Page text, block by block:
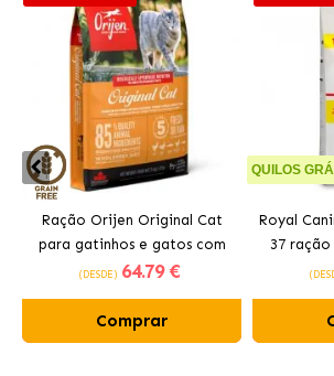
Ração Orijen Original Cat
para gatinhos e gatos com
frango
(DESDE) 64.79 €
Comprar
QUILOS
Royal
37